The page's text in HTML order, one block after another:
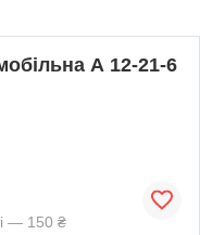
А 12-21-6
— 150 ₴